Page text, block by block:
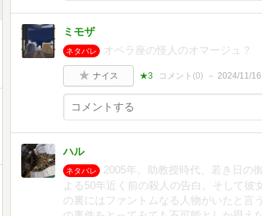
ミモザ
ネタバレ オペラ座の怪人のオマージュ？
ナイス ★3 コメント(0) 2024/11/16
ハル
ネタバレ
2005年。助教授時代、若き日の
よる50年近く前の殺人の告白。そして彼
の裏にはファントムなる人物がいたと言